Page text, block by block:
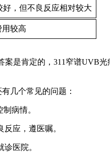
，但不良反应相对较大
较高
是肯定的，311窄谱UVB
几个常见的问题：
病情。
应，遵医嘱。
医院。